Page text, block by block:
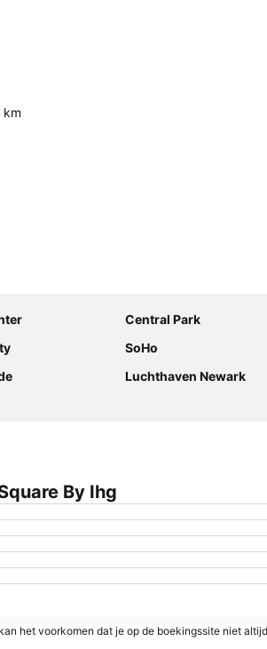
km
Central Park
SoHo
Luchthaven Newark
By Ihg
het voorkomen dat je op de boekingssite niet